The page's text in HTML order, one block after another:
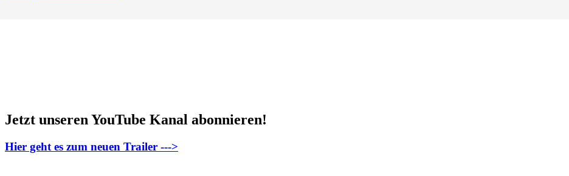
Jetzt unseren YouTube Kanal abonnieren!
Hier geht es zum neuen Trailer --->